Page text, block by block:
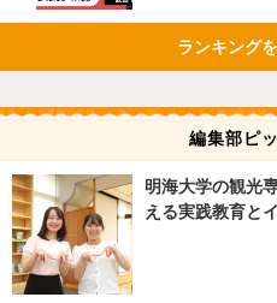
ランキング
編集部ピ
明海大学の観光
える実践教育と